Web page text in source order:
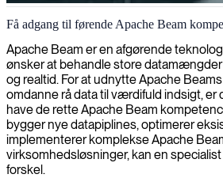
Apache+Beam-udvikler
Få adgang til førende Apache Beam
Apache Beam er en afgørende
ønsker at behandle store
og realtid. For at udnytte Apache
omdanne rå data til værdifuld indsigt, er
have de rette Apache Beam
bygger nye datapiplines, optimerer
implementerer komplekse Apache
virksomhedsløsninger, kan en
forskel.